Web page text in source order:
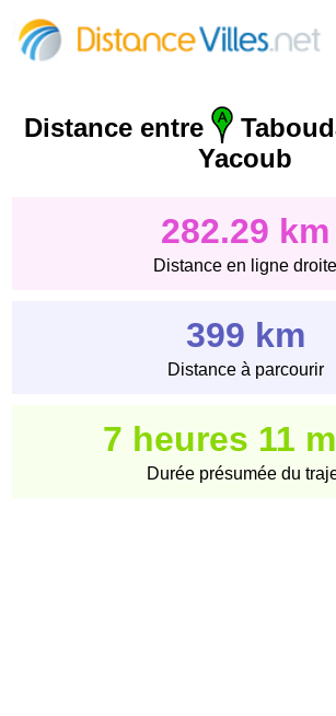
Distance entre
Yacoub
282.29 km
Distance en ligne droite
399 km
Distance à parcourir
7 heures 11
Durée présumée du